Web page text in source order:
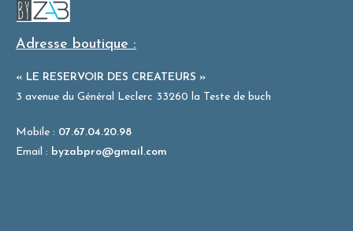
Adresse boutique :
« LE RESERVOIR DES CREATEURS »
3 avenue du Général Leclerc 33260 la Teste de buch
Mobile : 07.67.04.20.98
Email : byzabpro@gmail.com